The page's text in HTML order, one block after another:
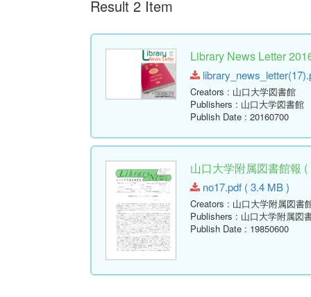
Result 2 Item
Library News Letter
Creators : 山口大学図書館
Publishers : 山口大学図書館
Publish Date : 20160700
山口大学附属図書館報
no17.pdf ( 3.4 MB )
Creators : 山口大学附属図書
Publishers : 山口大学附属図
Publish Date : 19850600